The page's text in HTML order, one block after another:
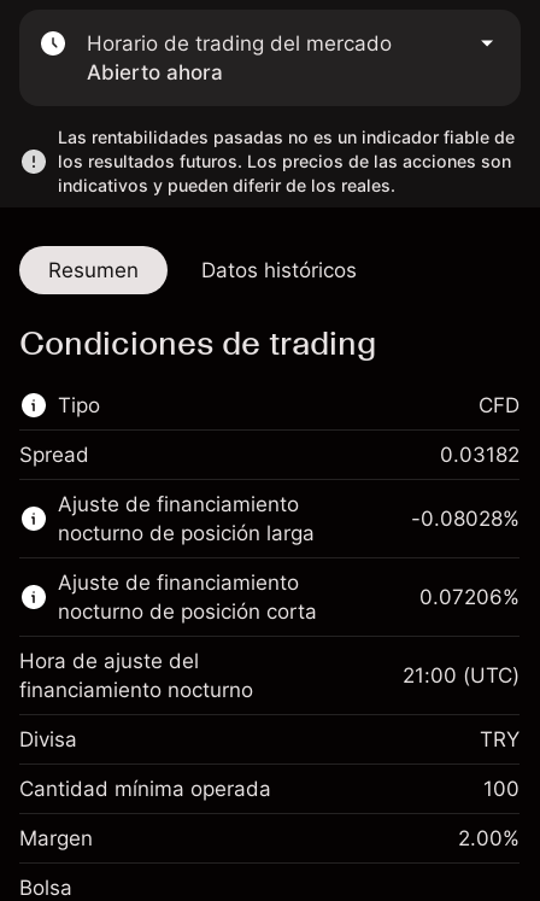
Horario de trading del mercado
Abierto ahora
Las rentabilidades pasadas no es un indicador fiable de
los resultados futuros. Los precios de las acciones son
indicativos y pueden diferir de los reales.
Resumen Datos históricos
Condiciones de trading
Tipo
Este mercado financiero está disponible para
hacer trading con CFD.
Obtén más información sobre:
CFD
CFD
Spread 0.03182
Ajuste de financiamiento
nocturno de posición larga
TRY 1,000.00
Ajuste de
financiamiento
nocturno
Cargos por el valor total de
-0.08028%
(-TRY 40.14)
-0.08028%
Ajuste de financiamiento
nocturno de posición corta
Margen. Tu inversión
TRY 1,000.00
Ajuste de
0.07206%
Hora de ajuste del
financiamiento nocturno
21:00 (UTC)
Divisa TRY
Cantidad mínima operada 100
Margen 2.00%
Bolsa